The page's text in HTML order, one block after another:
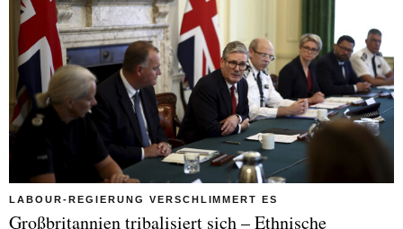
LABOUR-REGIERUNG VERSCHLIMMERT ES
Großbritannien tribalisiert sich – Ethnische